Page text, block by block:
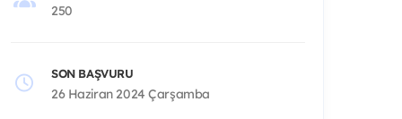
250
SON BAŞVURU
26 Haziran 2024 Çarşamba